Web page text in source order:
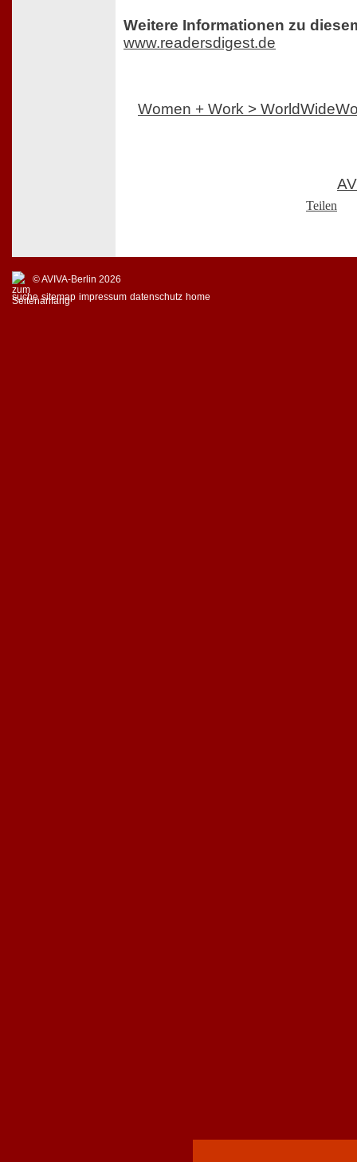
Weitere Informationen zu
www.readersdigest.de
Women + Work >
Teilen
© AVIVA-Berlin 2026
suche sitemap impressum datenschutz home